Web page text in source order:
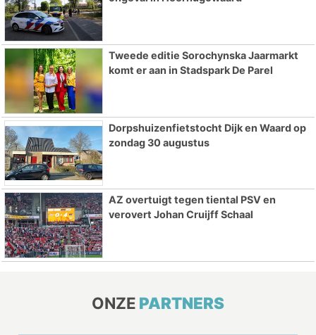
Tweede editie Sorochynska Jaarmarkt
komt er aan in Stadspark De Parel
Dorpshuizenfietstocht Dijk en Waard op
zondag 30 augustus
AZ overtuigt tegen tiental PSV en
verovert Johan Cruijff Schaal
ONZE PARTNERS